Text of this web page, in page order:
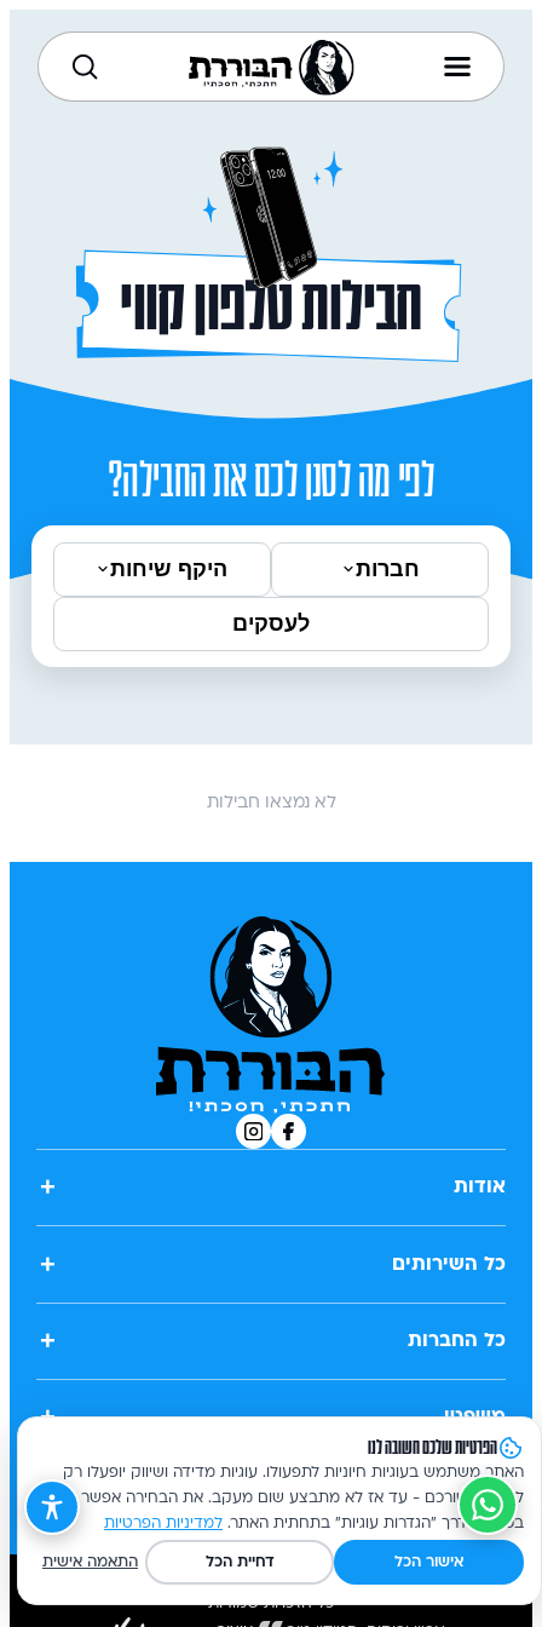
הפרטיות שלכם חשובה לנו
האתר משתמש בעוגיות חיוניות לתפעולו. עוגיות מדידה ושיווק יופעלו רק
לאחר אישורכם - עד אז לא מתבצע שום מעקב. את הבחירה אפשר לשנות
בכל עת דרך "הגדרות עוגיות" בתחתית האתר. למדיניות הפרטיות
אישור הכל דחיית הכל התאמה אישית
חבילות טלפון קווי
לפי מה לסנן לכם את החבילה?
חברות היקף שיחות
לעסקים
לא נמצאו חבילות
אודות +
כל השירותים +
כל החברות +
משפטי +
כל הזכויות שמורות